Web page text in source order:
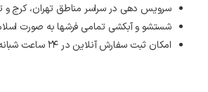
سرویس دهی در سراسر مناطق تهران، کرج و
شستشو و آبکشی تمامی فرشها به صورت
امکان ثبت سفارش آنلاین در ۲۴ ساعت شبانه روز